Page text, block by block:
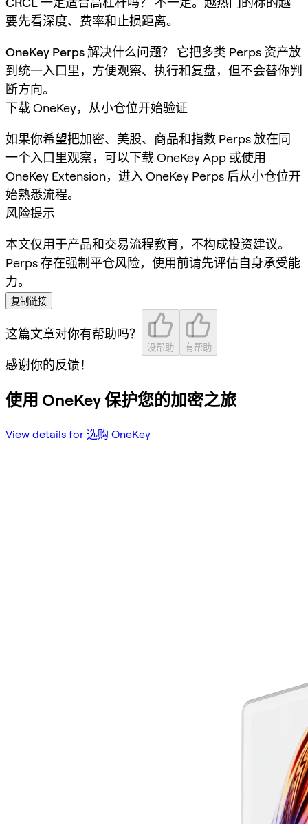
要先看深度、费率和止损距离。
OneKey Perps 解决什么问题？
它把多类 Perps 资产放
到统一入口里，方便观察、执行和复盘，但不会替你判
断方向。
下载 OneKey，从小仓位开始验证
如果你希望把加密、美股、商品和指数 Perps 放在同
一个入口里观察，可以下载 OneKey App 或使用
OneKey Extension，进入 OneKey Perps 后从小仓位开
始熟悉流程。
风险提示
本文仅用于产品和交易流程教育，不构成投资建议。
Perps 存在强制平仓风险，使用前请先评估自身承受能
力。
复制链接
这篇文章对你有帮助吗？
没帮助 有帮助
感谢你的反馈！
使用 OneKey 保护您的加密之旅
View details for 选购 OneKey